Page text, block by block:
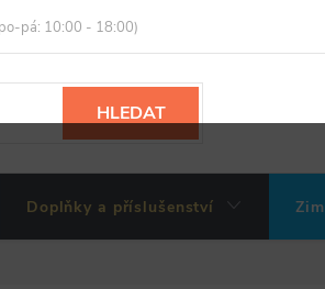
Obchodní podmínky
HLEDAT
Doplňky a příslušenství